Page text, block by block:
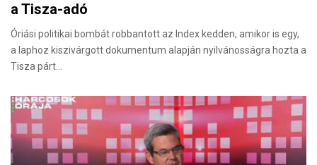
a Tisza-adó
Óriási politikai bombát robbantott az Index kedden, amikor is egy,
a laphoz kiszivárgott dokumentum alapján nyilvánosságra hozta a
Tisza párt…